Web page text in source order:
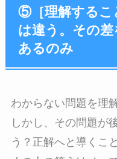
⑤［理解するこ
は違う。その差
あるのみ
わからない問題を理
しかし、その問題が
う？正解へと導くこ